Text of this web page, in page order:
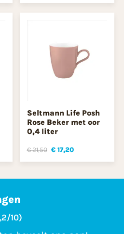
Seltmann Life Posh
Rose Beker met oor
0,4 liter
€ 21,50 € 17,20
10)